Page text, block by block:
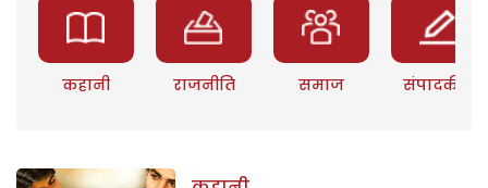
कहानी राजनीति समाज संपादकीय